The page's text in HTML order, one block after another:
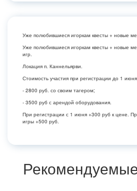
Уже полюбившиеся игоркам квесты + новые
Уже полюбившиеся игоркам квесты + новые
игр.
Локация п. Каннельярви.
Стоимость участия при регистрации до 1
- 2800 руб. со своим тагером;
- 3500 руб с арендой оборудования.
При регистрации с 1 июня +300 руб к цене.
игры +500 руб.